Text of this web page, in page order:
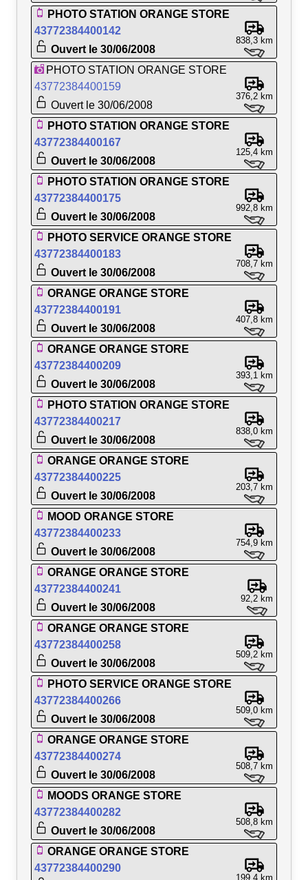
PHOTO STATION ORANGE STORE
43772384400142
Ouvert le 30/06/2008
838,3 km
PHOTO STATION ORANGE STORE
43772384400159
Ouvert le 30/06/2008
376,2 km
PHOTO STATION ORANGE STORE
43772384400167
Ouvert le 30/06/2008
125,4 km
PHOTO STATION ORANGE STORE
43772384400175
Ouvert le 30/06/2008
992,8 km
PHOTO SERVICE ORANGE STORE
43772384400183
Ouvert le 30/06/2008
708,7 km
ORANGE ORANGE STORE
43772384400191
Ouvert le 30/06/2008
407,8 km
ORANGE ORANGE STORE
43772384400209
Ouvert le 30/06/2008
393,1 km
PHOTO STATION ORANGE STORE
43772384400217
Ouvert le 30/06/2008
838,0 km
ORANGE ORANGE STORE
43772384400225
Ouvert le 30/06/2008
203,7 km
MOOD ORANGE STORE
43772384400233
Ouvert le 30/06/2008
754,9 km
ORANGE ORANGE STORE
43772384400241
Ouvert le 30/06/2008
92,2 km
ORANGE ORANGE STORE
43772384400258
Ouvert le 30/06/2008
509,2 km
PHOTO SERVICE ORANGE STORE
43772384400266
Ouvert le 30/06/2008
509,0 km
ORANGE ORANGE STORE
43772384400274
Ouvert le 30/06/2008
508,7 km
MOODS ORANGE STORE
43772384400282
Ouvert le 30/06/2008
508,8 km
ORANGE ORANGE STORE
43772384400290
199,4 km